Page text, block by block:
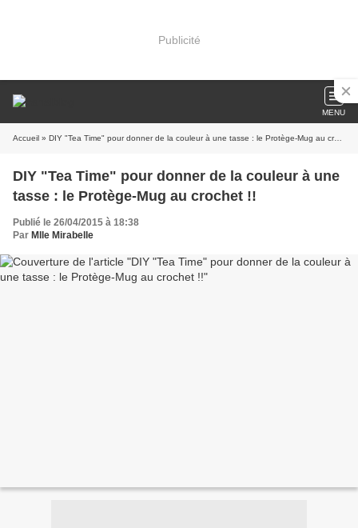
Publicité
MENU
Accueil » DIY "Tea Time" pour donner de la couleur à une tasse : le Protège-Mug au crochet !!
DIY "Tea Time" pour donner de la couleur à une
tasse : le Protège-Mug au crochet !!
Publié le 26/04/2015 à 18:38
Par Mlle Mirabelle